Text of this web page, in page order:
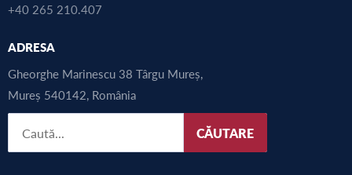
+40 265 210.407
ADRESA
Gheorghe Marinescu 38 Târgu Mureș,
Mureș 540142, România
CĂUTARE